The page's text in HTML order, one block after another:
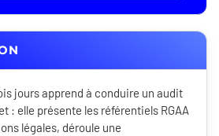
jours apprend à conduire un audit
: elle présente les référentiels RGAA
légales, déroule une